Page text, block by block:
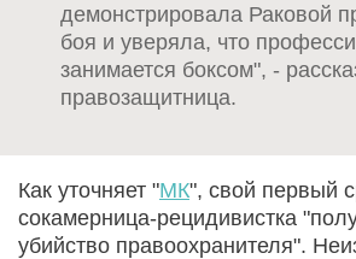
демонстрировала Раковой
боя и уверяла, что
занимается боксом", -
правозащитница.
Как уточняет "МК", свой первый
сокамерница-рецидивистка
убийство правоохранителя".